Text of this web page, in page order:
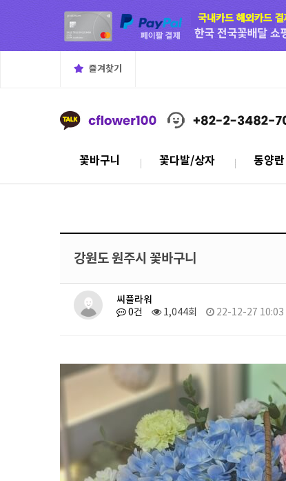
즐겨찾기
꽃바구니 꽃다발/상자 동양란
강원도 원주시 꽃바구니
씨플라워
0건 1,044회 22-12-27 10:03